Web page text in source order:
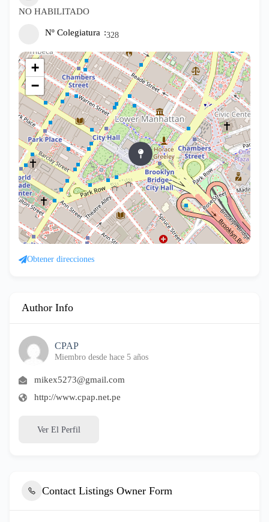
NO HABILITADO
Nº Colegiatura 328
+
−
Obtener direcciones
Author Info
CPAP
Miembro desde hace 5 años
mikex5273@gmail.com
http://www.cpap.net.pe
Ver El Perfil
Contact Listings Owner Form